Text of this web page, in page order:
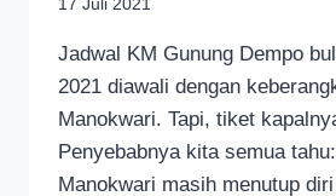
17 Juli 2021
Jadwal KM Gunung Dempo
2021 diawali dengan
Manokwari. Tapi, tiket
Penyebabnya kita semua
Manokwari masih menutup